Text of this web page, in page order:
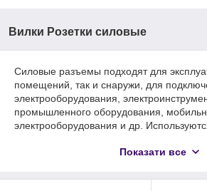
Вилки Розетки силовые
Силовые разъемы подходят для
помещений, так и снаружи, для
электрооборудования,
промышленного оборудования,
электрооборудования и др.
стационарным электрооборудованием.
гостиницах, хостелах, банях и саунах,
Показати все